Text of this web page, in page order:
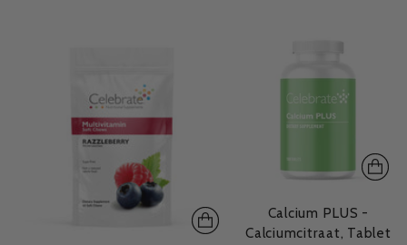
Calcium PLUS -
Calciumcitraat, Tablet